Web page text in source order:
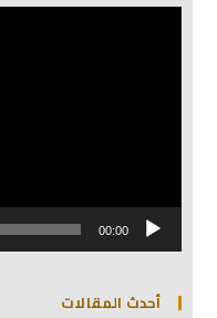
مشغل
00:00
أحدث المقالات